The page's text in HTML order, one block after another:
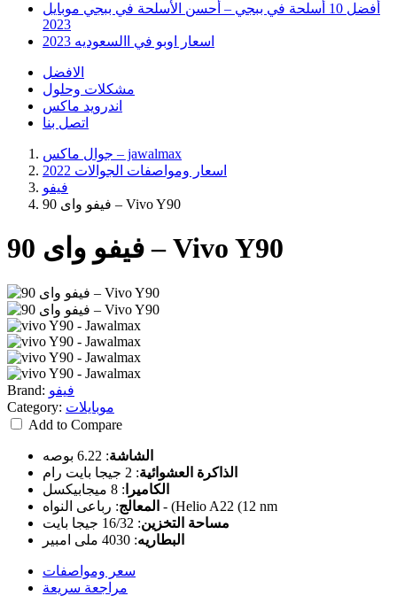
أفضل 10 أسلحة في ببجي – أحسن الأسلحة في ببجي موبايل
2023
اسعار اوبو في االسعوديه 2023
الافضل
مشكلات وحلول
اندرويد ماكس
اتصل بنا
جوال ماكس – jawalmax
اسعار ومواصفات الجوالات 2022
فيفو
فيفو واى 90 – Vivo Y90
فيفو واى 90 – Vivo Y90
Brand: فيفو
Category: موبايلات
Add to Compare
الشاشة: 6.22 بوصه
الذاكرة العشوائية: 2 جيجا بايت رام
الكاميرا : 8 ميجابيكسل
المعالج:
رباعى النواه - (Helio A22 (12 nm
مساحة التخزين: 16/32 جيجا بايت
البطاريه: 4030 ملى امبير
سعر ومواصفات
مراجعة سريعة